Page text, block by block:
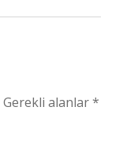
Gerekli alanlar*